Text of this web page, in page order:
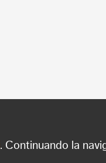
. Continuando la